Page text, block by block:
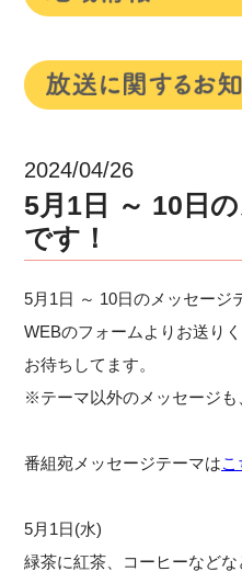
2024/04/26
5月1日 ～ 10日
です！
5月1日 ～ 10日のメッセージ
WEBのフォームよりお送りく
お待ちしてます。
※テーマ以外のメッセージも
番組宛メッセージテーマは
5月1日(水)
緑茶に紅茶、コーヒーなど